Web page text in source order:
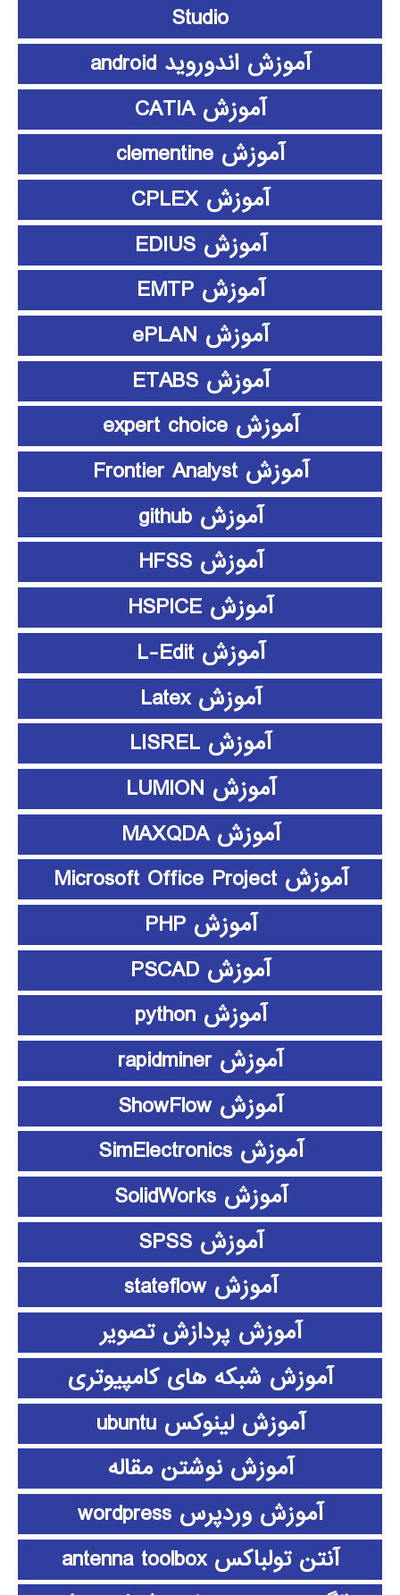
Studio
آموزش اندوروید android
آموزش CATIA
آموزش clementine
آموزش CPLEX
آموزش EDIUS
آموزش EMTP
آموزش ePLAN
آموزش ETABS
آموزش expert choice
آموزش Frontier Analyst
آموزش github
آموزش HFSS
آموزش HSPICE
آموزش L-Edit
آموزش Latex
آموزش LISREL
آموزش LUMION
آموزش MAXQDA
آموزش Microsoft Office Project
آموزش PHP
آموزش PSCAD
آموزش python
آموزش rapidminer
آموزش ShowFlow
آموزش SimElectronics
آموزش SolidWorks
آموزش SPSS
آموزش stateflow
آموزش پردازش تصویر
آموزش شبکه های کامپیوتری
آموزش لینوکس ubuntu
آموزش نوشتن مقاله
آموزش وردپرس wordpress
آنتن تولباکس antenna toolbox